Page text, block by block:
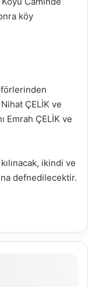
köy
ÇELİK ve
Emrah ÇELİK ve
ikindi ve
defnedilecektir.